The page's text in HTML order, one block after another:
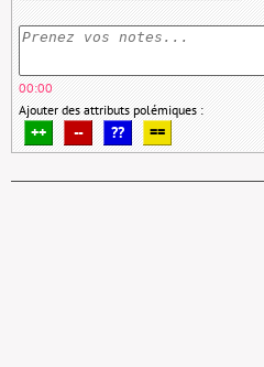
00:00
Ajouter des attributs polémiques :
++ -- ?? ==